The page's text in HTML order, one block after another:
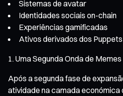
Sistemas de avatar
Identidades sociais on-chain
Experiências gamificadas
Ativos derivados dos
Uma Segunda Onda de
Após a segunda fase de
atividade na camada económica